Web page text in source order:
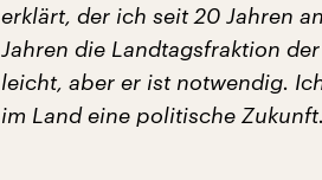
erklärt, der ich seit 20 Jahren
Jahren die Landtagsfraktion
leicht, aber er ist notwendig.
im Land eine politische